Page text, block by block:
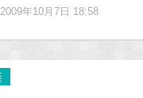
2009年10月7日 18:58